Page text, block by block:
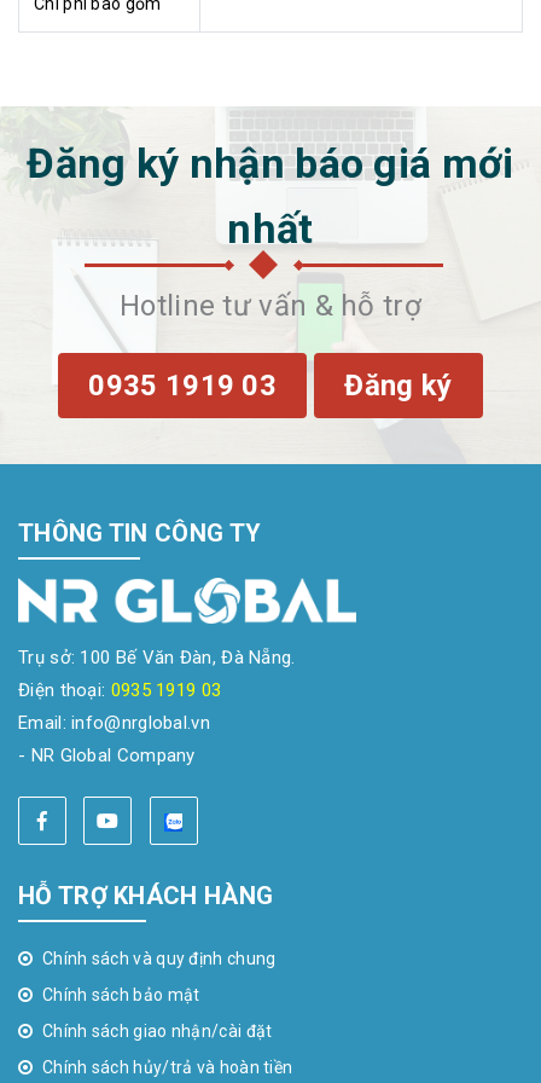
Đăng ký nhận báo giá mới
nhất
Hotline tư vấn & hỗ trợ
0935 1919 03 Đăng ký
THÔNG TIN CÔNG TY
Trụ sở: 100 Bế Văn Đàn, Đà Nẵng.
Điện thoại: 0935 1919 03
Email: info@nrglobal.vn
- NR Global Company
HỖ TRỢ KHÁCH HÀNG
Chính sách và quy định chung
Chính sách bảo mật
Chính sách giao nhận/cài đặt
Chính sách hủy/trả và hoàn tiền